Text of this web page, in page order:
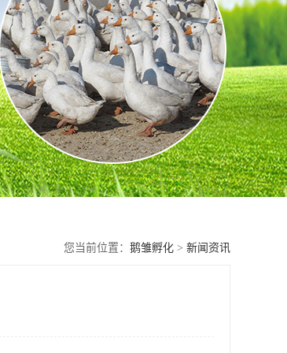
您当前位置： 鹅雏孵化 > 新闻资讯